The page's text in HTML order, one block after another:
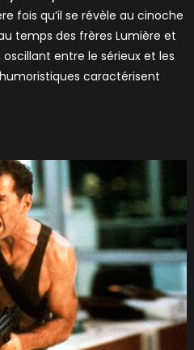
fois qu’il se révèle au cinoche
temps des frères Lumière et
entre le sérieux et les
caractérisent